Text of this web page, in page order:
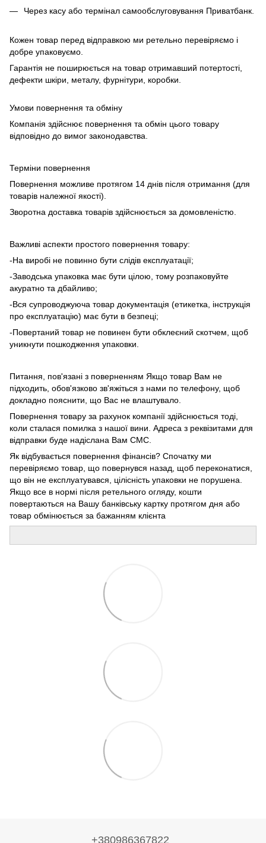
Через касу або термінал самообслуговування Приватбанк.
Кожен товар перед відправкою ми ретельно перевіряємо і
добре упаковуємо.
Гарантія не поширюється на товар отримавший потертості,
дефекти шкіри, металу, фурнітури, коробки.
Умови повернення та обміну
Компанія здійснює повернення та обмін цього товару
відповідно до вимог законодавства.
Терміни повернення
Повернення можливе протягом 14 днів після отримання (для
товарів належної якості).
Зворотна доставка товарів здійснюється за домовленістю.
Важливі аспекти простого повернення товару:
-На виробі не повинно бути слідів експлуатації;
-Заводська упаковка має бути цілою, тому розпаковуйте
акуратно та дбайливо;
-Вся супроводжуюча товар документація (етикетка, інструкція
про експлуатацію) має бути в безпеці;
-Повертаний товар не повинен бути обклеєний скотчем, щоб
уникнути пошкодження упаковки.
Питання, пов'язані з поверненням Якщо товар Вам не
підходить, обов'язково зв'яжіться з нами по телефону, щоб
докладно пояснити, що Вас не влаштувало.
Повернення товару за рахунок компанії здійснюється тоді,
коли сталася помилка з нашої вини. Адреса з реквізитами для
відправки буде надіслана Вам СМС.
Як відбувається повернення фінансів? Спочатку ми
перевіряємо товар, що повернувся назад, щоб переконатися,
що він не експлуатувався, цілісність упаковки не порушена.
Якщо все в нормі після ретельного огляду, кошти
повертаються на Вашу банківську картку протягом дня або
товар обмінюється за бажанням клієнта
+380986367822